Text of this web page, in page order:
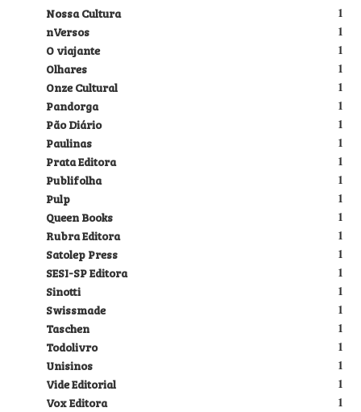
1
Nossa Cultura
1
nVersos
1
O viajante
1
Olhares
1
Onze Cultural
1
Pandorga
1
Pão Diário
1
Paulinas
1
Prata Editora
1
Publifolha
1
Pulp
1
Queen Books
1
Rubra Editora
1
Satolep Press
1
SESI-SP Editora
1
Sinotti
1
Swissmade
1
Taschen
1
Todolivro
1
Unisinos
1
Vide Editorial
1
Vox Editora